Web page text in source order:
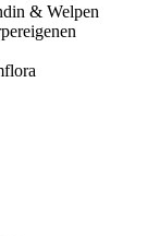
& Welpen